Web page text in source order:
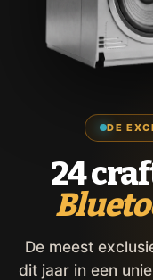
DE
24
De meest
dit jaar in een